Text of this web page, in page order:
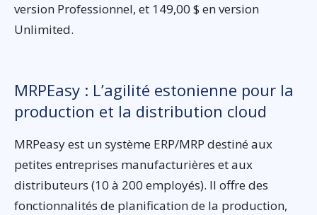
version Professionnel, et 149,00 $ en version
Unlimited.
MRPEasy : L’agilité estonienne pour la
production et la distribution cloud
MRPeasy est un système ERP/MRP destiné aux
petites entreprises manufacturières et aux
distributeurs (10 à 200 employés). Il offre des
fonctionnalités de planification de la production,